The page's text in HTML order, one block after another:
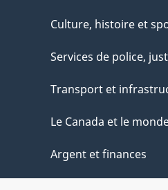
Culture, histoire et
Services de police,
Transport et
Le Canada et le
Argent et finances